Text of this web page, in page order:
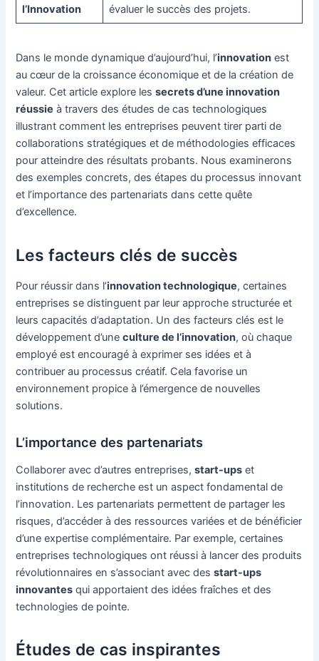
l’Innovation évaluer le succès des projets.
Dans le monde dynamique d’aujourd’hui, l’innovation est
au cœur de la croissance économique et de la création de
valeur. Cet article explore lessecrets d’une innovation
réussie à travers des études de cas technologiques
illustrant comment les entreprises peuvent tirer parti de
collaborations stratégiques et de méthodologies efficaces
pour atteindre des résultats probants. Nous examinerons
des exemples concrets, des étapes du processus innovant
et l’importance des partenariats dans cette quête
d’excellence.
Les facteurs clés de succès
Pour réussir dans l’innovation technologique, certaines
entreprises se distinguent par leur approche structurée et
leurs capacités d’adaptation. Un des facteurs clés est le
développement d’uneculture de l’innovation, où chaque
employé est encouragé à exprimer ses idées et à
contribuer au processus créatif. Cela favorise un
environnement propice à l’émergence de nouvelles
solutions.
L’importance des partenariats
Collaborer avec d’autres entreprises,start-ups et
institutions de recherche est un aspect fondamental de
l’innovation. Les partenariats permettent de partager les
risques, d’accéder à des ressources variées et de bénéficier
d’une expertise complémentaire. Par exemple, certaines
entreprises technologiques ont réussi à lancer des produits
révolutionnaires en s’associant avec desstart-ups
innovantes qui apportaient des idées fraîches et des
technologies de pointe.
Études de cas inspirantes